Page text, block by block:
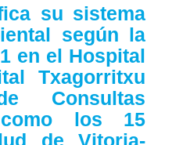
su sistema
según la
en el Hospital
Txagorritxu
Consultas
los 15
de Vitoria-